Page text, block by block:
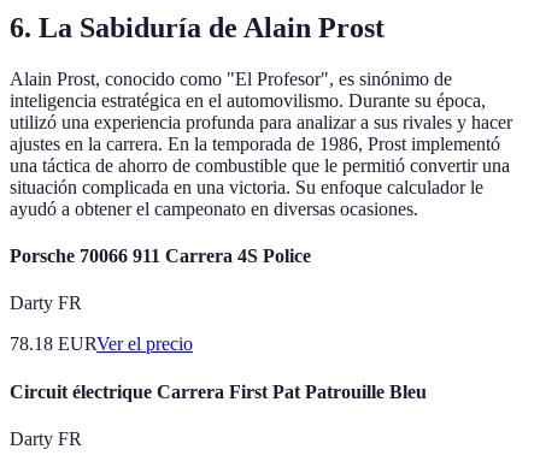
6. La Sabiduría de Alain Prost
Alain Prost, conocido como "El Profesor", es sinónimo de
inteligencia estratégica en el automovilismo. Durante su época,
utilizó una experiencia profunda para analizar a sus rivales y hacer
ajustes en la carrera. En la temporada de 1986, Prost implementó
una táctica de ahorro de combustible que le permitió convertir una
situación complicada en una victoria. Su enfoque calculador le
ayudó a obtener el campeonato en diversas ocasiones.
Porsche 70066 911 Carrera 4S Police
Darty FR
78.18 EURVer el precio
Circuit électrique Carrera First Pat Patrouille Bleu
Darty FR